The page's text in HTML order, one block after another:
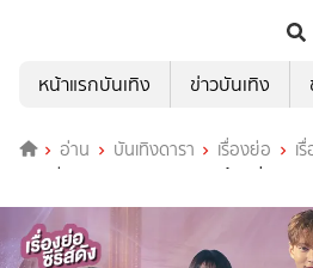
หน้าแรกบันเทิง
ข่าวบันเทิง
อ่าน บันเทิงดารา เรื่องย่อ เ
เกาหลี The Midnight Studio ห้องถ่ายภา